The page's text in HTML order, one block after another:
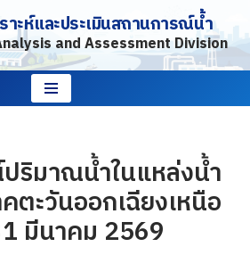
าะห์และประเมินสถานการณ์น้ำ
and Assessment Division
ริมาณน้ำในแหล่งน้ำ
ตะวันออกเฉียงเหนือ
มีนาคม 2569